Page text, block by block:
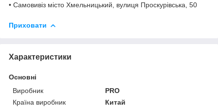
• Самовивіз місто Хмельницький, вулиця Проскурівська, 50
Приховати
Характеристики
Основні
Виробник
PRO
Країна виробник
Китай